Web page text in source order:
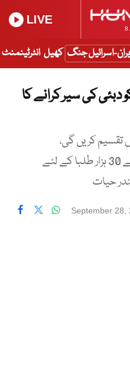
8
LIVE
اسرائیل جنگ کھیل انٹرٹینمنٹ
دبئی کی سیر کرانے کا
میں تقسیم کریں گی،
وزیراعلی پنجاب اگلے ہفتے سے 30 ہزار طلبا کے لئے
حیات
September 28,